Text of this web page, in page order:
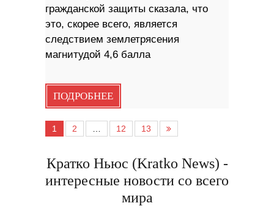
гражданской защиты сказала, что
это, скорее всего, является
следствием землетрясения
магнитудой 4,6 балла
ПОДРОБНЕЕ
1 2 12 13
Кратко Ньюс (Kratko News) -
интересные новости со всего
мира